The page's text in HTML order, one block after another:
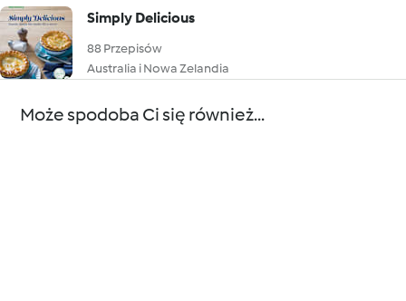
Simply Delicious
88 Przepisów
Australia i Nowa Zelandia
Może spodoba Ci się również...